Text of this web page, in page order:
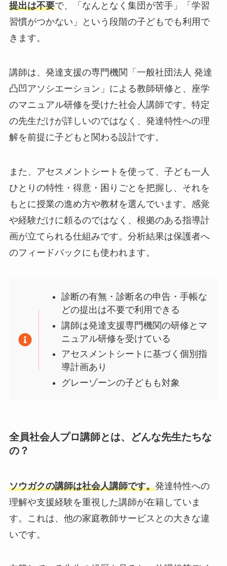
提出は不要で、「なんとなく集団が苦手」「学習
習慣がつかない」という段階の子どもでも利用で
きます。
講師は、発達支援の専門機関「一般社団法人 発達
凸凹アソシエーション」による教師研修と、座学
のマニュアル研修を受けた社会人講師です。特定
の先生だけが詳しいのではなく、発達特性への理
解を前提に子どもと関わる設計です。
また、アセスメントシートを使って、子ども一人
ひとりの特性・得意・困りごとを把握し、それを
もとに授業の進め方や教材を選んでいます。感覚
や経験だけに頼るのではなく、根拠のある指導計
画が立てられる仕組みです。分析結果は保護者へ
のフィードバックにも使われます。
診断の有無・診断名の申告・手帳な
どの提出は不要で利用できる
講師は発達支援専門機関の研修とマ
ニュアル研修を受けている
アセスメントシートに基づく個別指
導計画あり
グレーゾーンの子どもも対象
全員社会人プロ講師とは、どんな先生たちな
の？
ソウガクの講師は社会人講師です。発達特性への
理解や支援経験を重視した講師が在籍していま
す。これは、他の家庭教師サービスとの大きな違
いです。